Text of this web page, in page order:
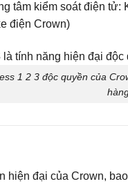
tâm kiểm soát điện tử:
điện Crown)
1 2 3 độc quyền của
hiện đại của Crown,